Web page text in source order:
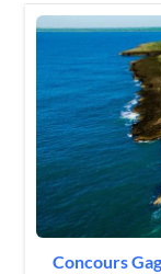
Concours